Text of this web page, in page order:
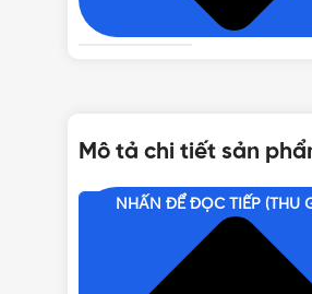
DÒNG ĐIỆN
Mô tả chi tiết sản
Nội dung chính
NHẤN ĐỂ ĐỌC TIẾP (THU